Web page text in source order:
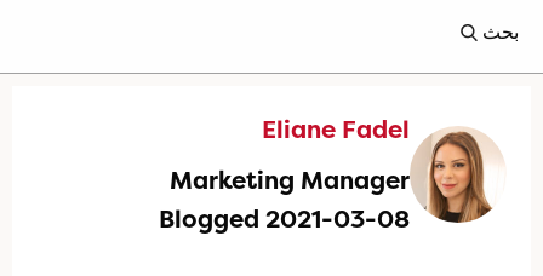
بحث
Eliane Fadel
Marketing Manager
Blogged 2021-03-08